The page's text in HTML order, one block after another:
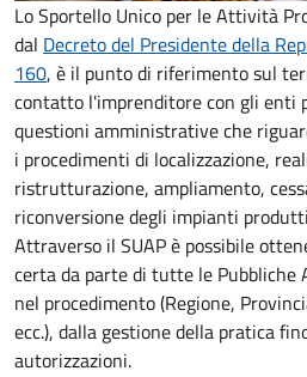
Lo Sportello Unico per le Attività
dal Decreto del Presidente della
160, è il punto di riferimento sul
contatto l'imprenditore con gli enti
questioni amministrative che
i procedimenti di localizzazione,
ristrutturazione, ampliamento,
riconversione degli impianti
Attraverso il SUAP è possibile
certa da parte di tutte le
nel procedimento (Regione,
ecc.), dalla gestione della pratica
autorizzazioni.